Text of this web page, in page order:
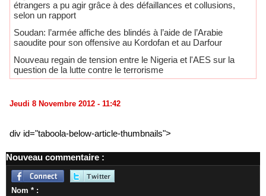
étrangers a pu agir grâce à des défaillances et collusions,
selon un rapport
Soudan: l’armée affiche des blindés à l’aide de l’Arabie
saoudite pour son offensive au Kordofan et au Darfour
Nouveau regain de tension entre le Nigeria et l'AES sur la
question de la lutte contre le terrorisme
Jeudi 8 Novembre 2012 - 11:42
div id="taboola-below-article-thumbnails">
Nouveau commentaire :
Nom * :